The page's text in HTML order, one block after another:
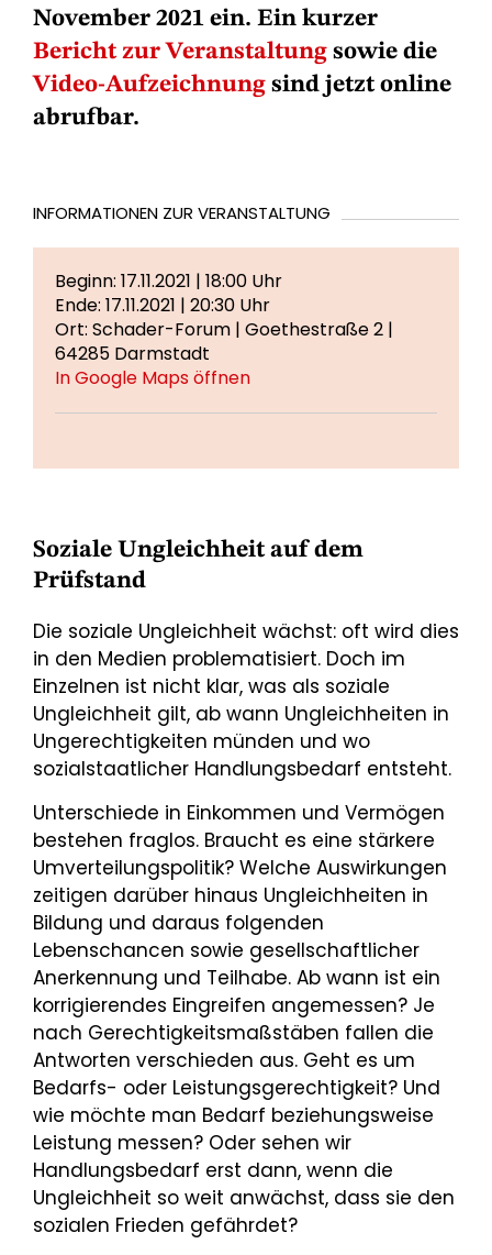
November 2021 ein. Ein kurzer
Bericht zur Veranstaltung sowie die
Video-Aufzeichnung sind jetzt online
abrufbar.
INFORMATIONEN ZUR VERANSTALTUNG
Beginn: 17.11.2021 | 18:00 Uhr
Ende: 17.11.2021 | 20:30 Uhr
Ort: Schader-Forum | Goethestraße 2 |
64285 Darmstadt
In Google Maps öffnen
Soziale Ungleichheit auf dem
Prüfstand
Die soziale Ungleichheit wächst: oft wird dies
in den Medien problematisiert. Doch im
Einzelnen ist nicht klar, was als soziale
Ungleichheit gilt, ab wann Ungleichheiten in
Ungerechtigkeiten münden und wo
sozialstaatlicher Handlungsbedarf entsteht.
Unterschiede in Einkommen und Vermögen
bestehen fraglos. Braucht es eine stärkere
Umverteilungspolitik? Welche Auswirkungen
zeitigen darüber hinaus Ungleichheiten in
Bildung und daraus folgenden
Lebenschancen sowie gesellschaftlicher
Anerkennung und Teilhabe. Ab wann ist ein
korrigierendes Eingreifen angemessen? Je
nach Gerechtigkeitsmaßstäben fallen die
Antworten verschieden aus. Geht es um
Bedarfs- oder Leistungsgerechtigkeit? Und
wie möchte man Bedarf beziehungsweise
Leistung messen? Oder sehen wir
Handlungsbedarf erst dann, wenn die
Ungleichheit so weit anwächst, dass sie den
sozialen Frieden gefährdet?